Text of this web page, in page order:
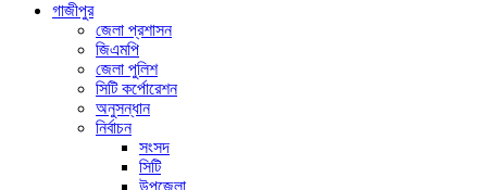
গাজীপুর
জেলা প্রশাসন
জিএমপি
জেলা পুলিশ
সিটি কর্পোরেশন
অনুসন্ধান
নির্বাচন
সংসদ
সিটি
উপজেলা